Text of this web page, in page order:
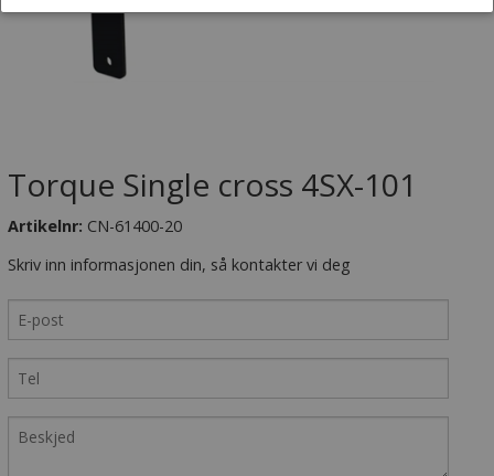
Torque Single cross 4SX-101
Artikelnr: CN-61400-20
Skriv inn informasjonen din, så kontakter vi deg